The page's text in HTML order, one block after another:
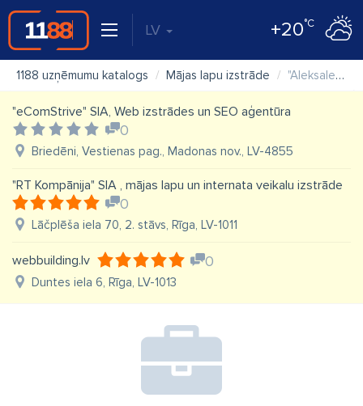
LV +20°C
1188 uzņēmumu katalogs Mājas lapu izstrāde "Aleksale" IK
"eComStrive" SIA, Web izstrādes un SEO aģentūra
0
Briedēni, Vestienas pag., Madonas nov., LV-4855
"RT Kompānija" SIA , mājas lapu un internata veikalu izstrāde
0
Lāčplēša iela 70, 2. stāvs, Rīga, LV-1011
webbuilding.lv 0
Duntes iela 6, Rīga, LV-1013